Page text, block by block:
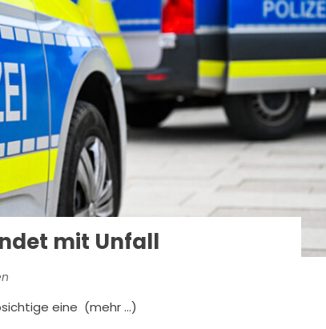
mit Unfall
eine (mehr …)